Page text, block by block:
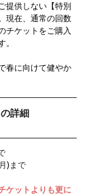
提供しない【特別
現在、通常の回数
チケットをご購入
春に向けて健やか
詳細
)まで
ケットよりも更に